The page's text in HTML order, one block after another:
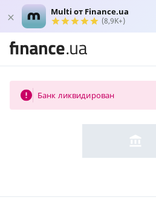
Multi от Finance.ua
(8,9K+)
Банк ликвидирован